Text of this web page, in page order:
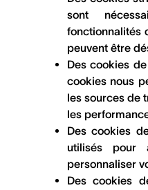
sont
fonctionnalités
peuvent être
Des cookies
cookies nous
les sources de
les
Des cookies
utilisés pour
personnaliser
Des cookies